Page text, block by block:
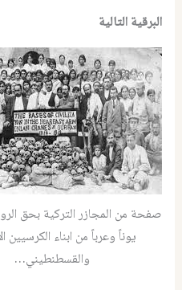
البرقية التالية
صفحة من المجازر التركية بحق
يوناً وعرباً من ابناء الكرسيين
والقسطنطيني…